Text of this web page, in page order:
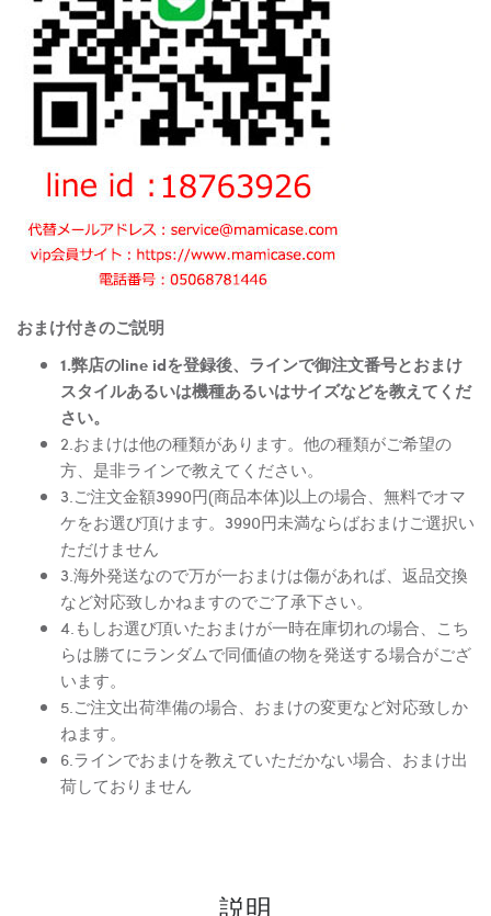
おまけ付きのご説明
1.弊店のline idを登録後、ラインで御注文番号とおまけ
スタイルあるいは機種あるいはサイズなどを教えてくだ
さい。
2.おまけは他の種類があります。他の種類がご希望の
方、是非ラインで教えてください。
3.ご注文金額3990円(商品本体)以上の場合、無料でオマ
ケをお選び頂けます。3990円未満ならばおまけご選択い
ただけません
3.海外発送なので万が一おまけは傷があれば、返品交換
など対応致しかねますのでご了承下さい。
4.もしお選び頂いたおまけが一時在庫切れの場合、こち
らは勝てにランダムで同価値の物を発送する場合がござ
います。
5.ご注文出荷準備の場合、おまけの変更など対応致しか
ねます。
6.ラインでおまけを教えていただかない場合、おまけ出
荷しておりません
説明